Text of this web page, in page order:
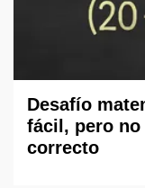
Desafío
fácil, pero
correcto